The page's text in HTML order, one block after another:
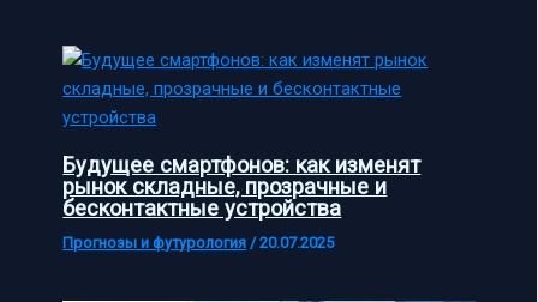
Будущее смартфонов: как изменят
рынок складные, прозрачные и
бесконтактные устройства
Прогнозы и футурология /20.07.2025